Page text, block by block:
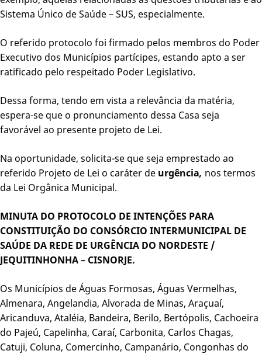
Sistema Único de Saúde – SUS, especialmente.
O referido protocolo foi firmado pelos membros do Poder
Executivo dos Municípios partícipes, estando apto a ser
ratificado pelo respeitado Poder Legislativo.
Dessa forma, tendo em vista a relevância da matéria,
espera-se que o pronunciamento dessa Casa seja
favorável ao presente projeto de Lei.
Na oportunidade, solicita-se que seja emprestado ao
referido Projeto de Lei o caráter de urgência, nos termos
da Lei Orgânica Municipal.
MINUTA DO PROTOCOLO DE INTENÇÕES PARA
CONSTITUIÇÃO DO CONSÓRCIO INTERMUNICIPAL DE
SAÚDE DA REDE DE URGÊNCIA DO NORDESTE /
JEQUITINHONHA – CISNORJE.
Os Municípios de Águas Formosas, Águas Vermelhas,
Almenara, Angelandia, Alvorada de Minas, Araçuaí,
Aricanduva, Ataléia, Bandeira, Berilo, Bertópolis, Cachoeira
do Pajeú, Capelinha, Caraí, Carbonita, Carlos Chagas,
Catuji, Coluna, Comercinho, Campanário, Congonhas do